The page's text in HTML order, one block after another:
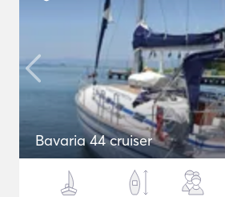
Bavaria 44 cruiser